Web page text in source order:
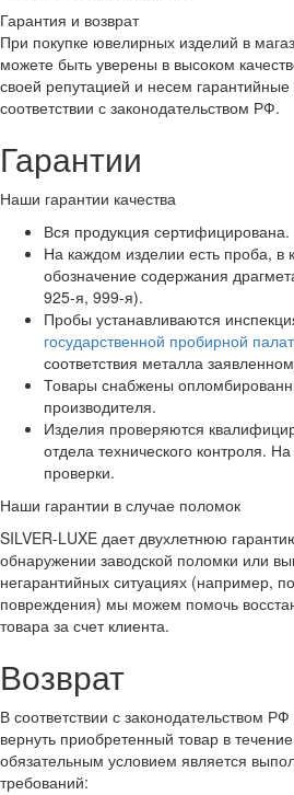
Гарантия и возврат
При покупке ювелирных изделий в
можете быть уверены в высоком
своей репутацией и несем гарантийные
соответствии с законодательством РФ.
Гарантии
Наши гарантии качества
Вся продукция сертифицирована.
На каждом изделии есть проба, в
обозначение содержания
925-я, 999-я).
Пробы устанавливаются
государственной пробирной
соответствия металла
Товары снабжены
производителя.
Изделия проверяются
отдела технического контроля.
проверки.
Наши гарантии в случае поломок
SILVER-LUXE дает двухлетнюю
обнаружении заводской поломки или
негарантийных ситуациях (например,
повреждения) мы можем помочь
товара за счет клиента.
Возврат
В соответствии с законодательством
вернуть приобретенный товар в
обязательным условием является
требований: